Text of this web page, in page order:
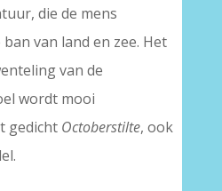
die de mens
van land en zee. Het
van de
wordt mooi
gedicht Octoberstilte, ook